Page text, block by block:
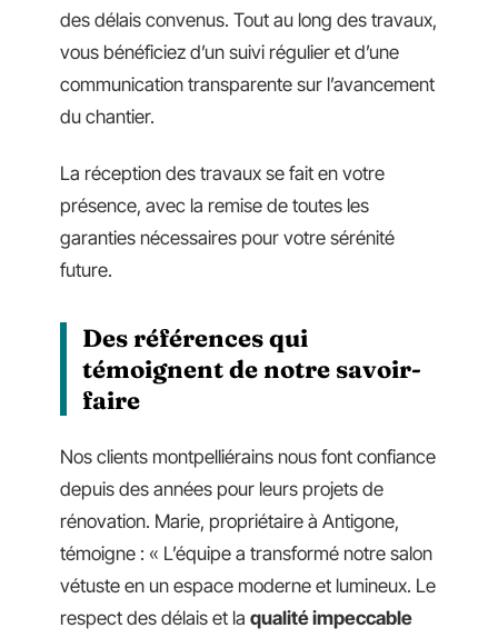
des délais convenus. Tout au long des travaux,
vous bénéficiez d’un suivi régulier et d’une
communication transparente sur l’avancement
du chantier.
La réception des travaux se fait en votre
présence, avec la remise de toutes les
garanties nécessaires pour votre sérénité
future.
Des références qui
témoignent de notre savoir-
faire
Nos clients montpelliérains nous font confiance
depuis des années pour leurs projets de
rénovation. Marie, propriétaire à Antigone,
témoigne : « L’équipe a transformé notre salon
vétuste en un espace moderne et lumineux. Le
respect des délais et la qualité impeccable